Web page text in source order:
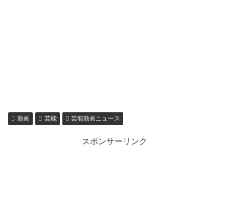
動画 芸能 芸能動画ニュース
スポンサーリンク